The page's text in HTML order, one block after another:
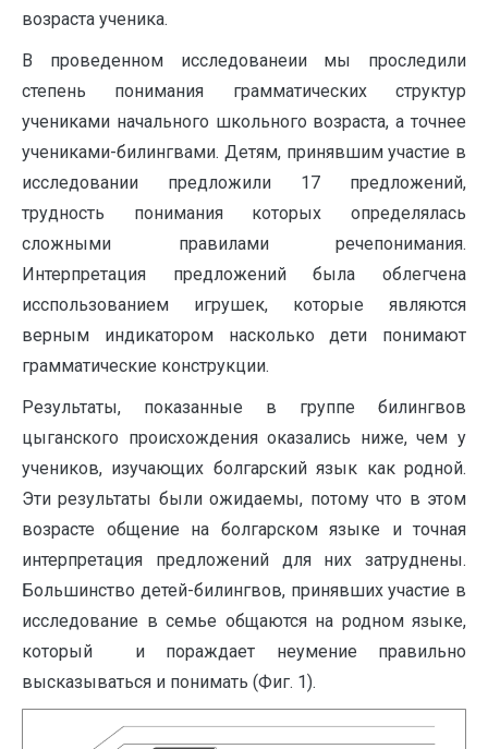
возраста ученика.
В проведенном исследованеии мы проследили
степень понимания грамматических структур
учениками начального школьного возраста, а точнее
учениками-билингвами. Детям, принявшим участие в
исследовании предложили 17 предложений,
трудность понимания которых определялась
сложными правилами речепонимания.
Интерпретация предложений была облегчена
исспользованием игрушек, которые являются
верным индикатором насколько дети понимают
грамматические конструкции.
Результаты, показанные в группе билингвов
цыганского происхождения оказались ниже, чем у
учеников, изучающих болгарский язык как родной.
Эти результаты были ожидаемы, потому что в этом
возрасте общение на болгарском языке и точная
интерпретация предложений для них затруднены.
Большинство детей-билингвов, принявших участие в
исследование в семье общаются на родном языке,
который и пораждает неумение правильно
высказываться и понимать (Фиг. 1).